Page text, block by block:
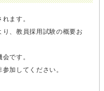
ます。
、教員採用試験の概要お
です。
加してください。